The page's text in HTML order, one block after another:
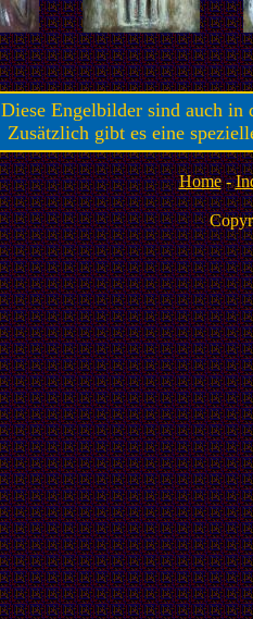
Diese Engelbilder sind auch in
Zusätzlich gibt es eine
Home-